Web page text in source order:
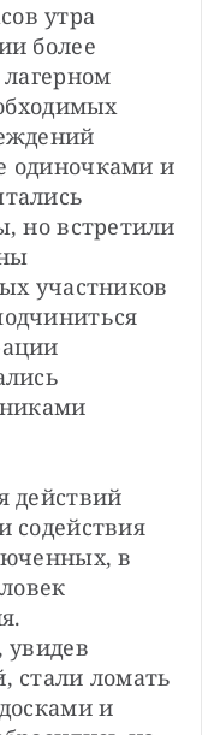
утра
более
одиночками и
но встретили
участников
действий
содействия
в
увидев
стали ломать
и